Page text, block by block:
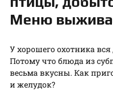
Меню
У хорошего охотника
Потому что блюда из
весьма вкусны. Как
и желудок?